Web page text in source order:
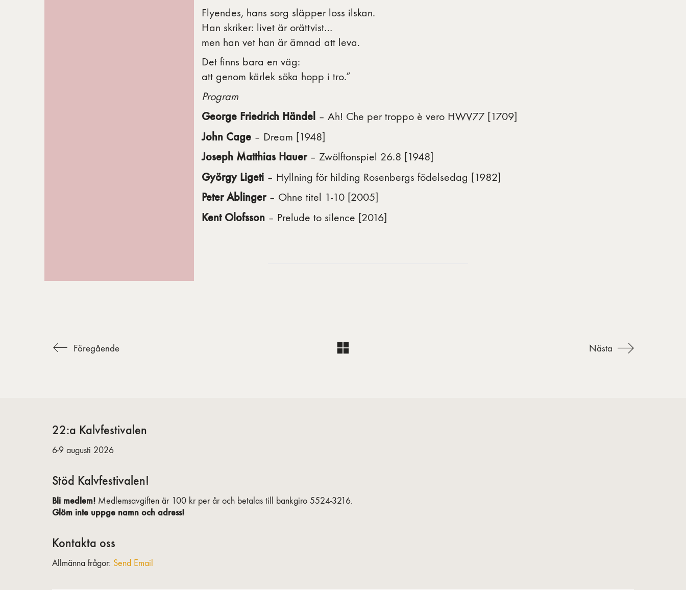
Flyendes, hans sorg släpper loss ilskan.
Han skriker: livet är orättvist…
men han vet han är ämnad att leva.
Det finns bara en väg:
att genom kärlek söka hopp i tro.”
Program
George Friedrich Händel – Ah! Che per troppo è vero HWV77 [1709]
John Cage– Dream [1948]
Joseph Matthias Hauer– Zwölftonspiel 26.8 [1948]
György Ligeti– Hyllning för hilding Rosenbergs födelsedag [1982]
Peter Ablinger– Ohne titel 1-10 [2005]
Kent Olofsson– Prelude to silence [2016]
Föregående Nästa
22:a Kalvfestivalen
6-9 augusti 2026
Stöd Kalvfestivalen!
Bli medlem! Medlemsavgiften är 100 kr per år och betalas till bankgiro 5524-3216.
Glöm inte uppge namn och adress!
Kontakta oss
Allmänna frågor: Send Email